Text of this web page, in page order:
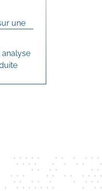
une
analyse